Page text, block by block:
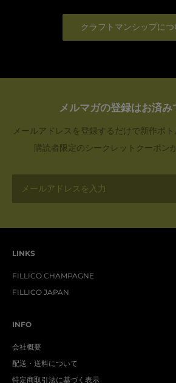
クラフトマンシップにつ
メルマガの登録はお済み
メールアドレスを登録するだけで新作ボト
購読者限定のシークレットクーポン
LINKS
FILLICO CHAMPAGNE
FILLICO JAPAN
INFO
会社概要
配送・送料について
特定商取引法に基づく表示